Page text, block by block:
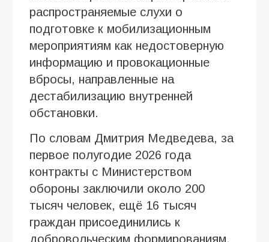
распространяемые слухи о
подготовке к мобилизационным
мероприятиям как недостоверную
информацию и провокационные
вбросы, направленные на
дестабилизацию внутренней
обстановки.
По словам Дмитрия Медведева, за
первое полугодие 2026 года
контракты с Министерством
обороны заключили около 200
тысяч человек, ещё 16 тысяч
граждан присоединились к
добровольческим формированиям.